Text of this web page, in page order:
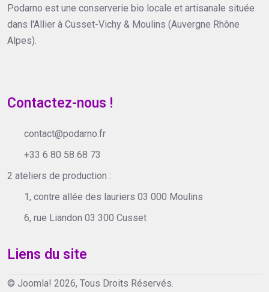
Podarno est une conserverie bio locale et artisanale située
dans l'Allier à Cusset-Vichy & Moulins (Auvergne Rhône
Alpes).
Contactez-nous !
contact@podarno.fr
+33 6 80 58 68 73
2 ateliers de production :
1, contre allée des lauriers 03 000 Moulins
6, rue Liandon 03 300 Cusset
Liens du site
© Joomla! 2026, Tous Droits Réservés.